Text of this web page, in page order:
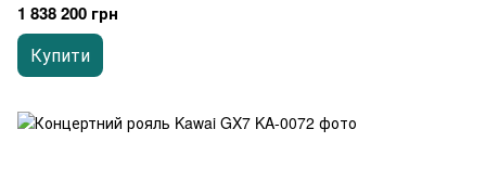
1 838 200 грн
Купити